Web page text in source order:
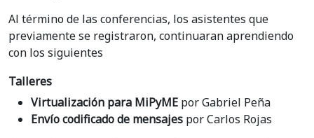
Al término de las conferencias, los asistentes que
previamente se registraron, continuaran aprendiendo
con los siguientes
Talleres
Virtualización para MiPyME por Gabriel Peña
Envío codificado de mensajes por Carlos Rojas